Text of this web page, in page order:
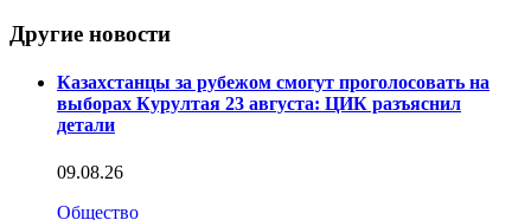
Другие новости
Казахстанцы за рубежом смогут проголосовать на
выборах Курултая 23 августа: ЦИК разъяснил
детали
09.08.26
Общество